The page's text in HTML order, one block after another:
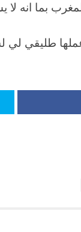
بما انه لا
طليقي